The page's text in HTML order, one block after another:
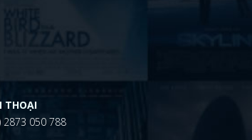
THOẠI
2873 050 788